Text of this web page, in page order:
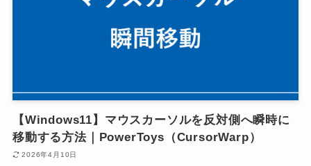
【Windows11】マウスカーソルを反対側へ瞬時に
移動する方法｜PowerToys（CursorWarp）
2026年4月10日